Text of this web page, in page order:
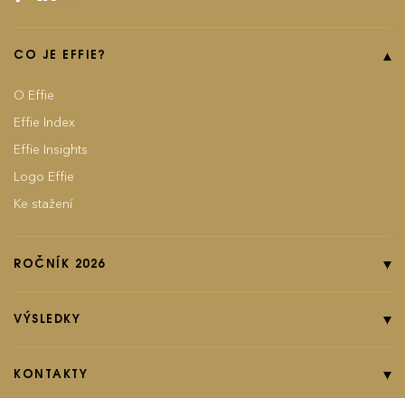
CO JE EFFIE?
O Effie
Effie Index
Effie Insights
Logo Effie
Ke stažení
ROČNÍK 2026
Pravidla soutěže
Poplatky
VÝSLEDKY
Ročník 2024
KONTAKTY